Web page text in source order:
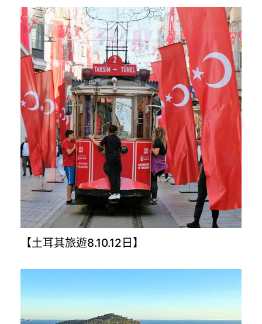
【土耳其旅遊8.10.12日】